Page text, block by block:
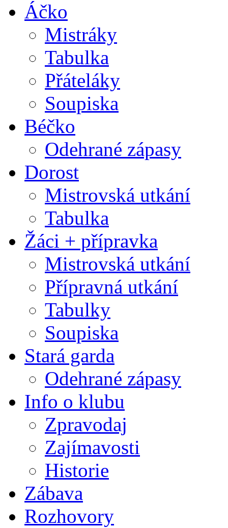
Áčko
Mistráky
Tabulka
Přáteláky
Soupiska
Béčko
Odehrané zápasy
Dorost
Mistrovská utkání
Tabulka
Žáci + přípravka
Mistrovská utkání
Přípravná utkání
Tabulky
Soupiska
Stará garda
Odehrané zápasy
Info o klubu
Zpravodaj
Zajímavosti
Historie
Zábava
Rozhovory